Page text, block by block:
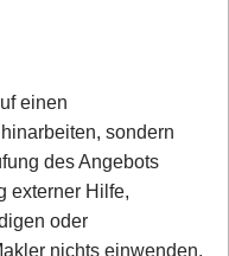
einen
sondern
des Angebots
externer Hilfe,
oder